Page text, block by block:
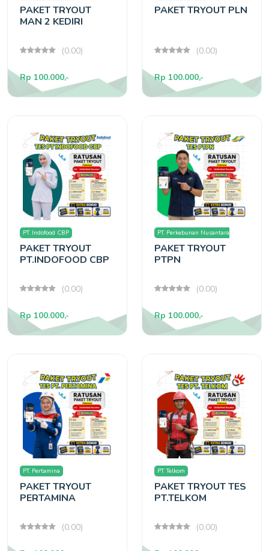
PAKET TRYOUT
MAN 2 KEDIRI
(0.00)
Rp 100.000,-
PAKET TRYOUT PLN
(0.00)
Rp 100.000,-
PT. Indofood CBP
PAKET TRYOUT
PT.INDOFOOD CBP
(0.00)
Rp 100.000,-
PT. Perkebunan Nusantara
(PTPN)
PAKET TRYOUT
PTPN
(0.00)
Rp 100.000,-
PT. Pertamina
PAKET TRYOUT
PERTAMINA
(0.00)
PT. Telkom
PAKET TRYOUT TES
PT.TELKOM
(0.00)